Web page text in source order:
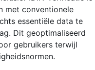
met conventionele
essentiële data te
Dit geoptimaliseerd
gebruikers terwijl